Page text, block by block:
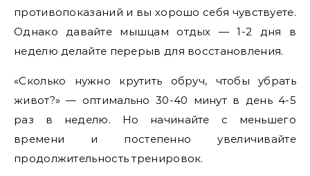
противопоказаний и вы хорошо себя чувствуете.
Однако давайте мышцам отдых — 1-2 дня в
неделю делайте перерыв для восстановления.
«Сколько нужно крутить обруч, чтобы убрать
живот?» — оптимально 30-40 минут в день 4-5
раз в неделю. Но начинайте с меньшего
времени и постепенно увеличивайте
продолжительность тренировок.